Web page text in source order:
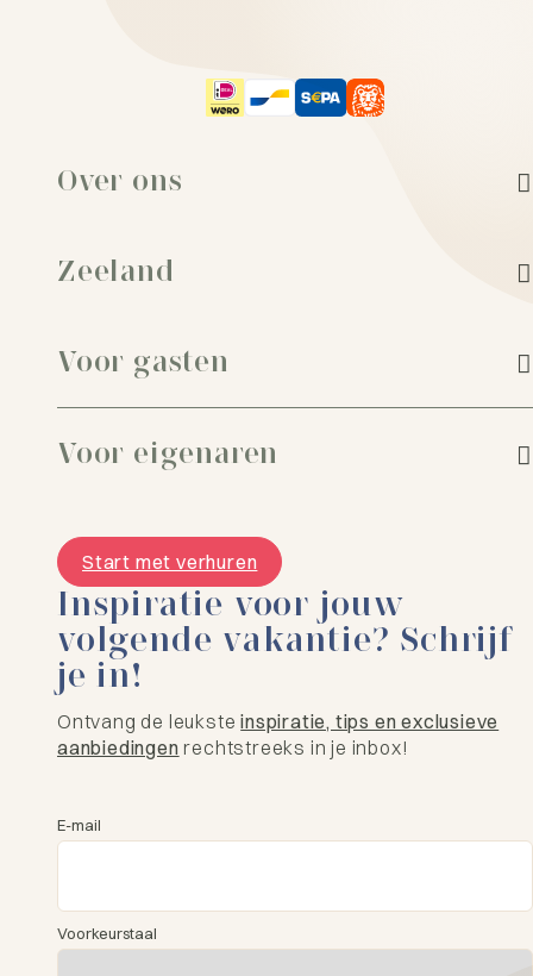
Over ons
Zeeland
Voor gasten
Voor eigenaren
Start met verhuren
Inspiratie voor jouw
volgende vakantie? Schrijf
je in!
Ontvang de leuksteinspiratie, tips en exclusieve
aanbiedingen rechtstreeks in je inbox!
E-mail
Voorkeurstaal